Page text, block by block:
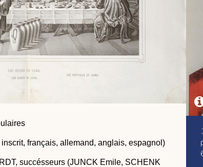
français, allemand, anglais, espagnol)
succésseurs (JUNCK Emile, SCHENK